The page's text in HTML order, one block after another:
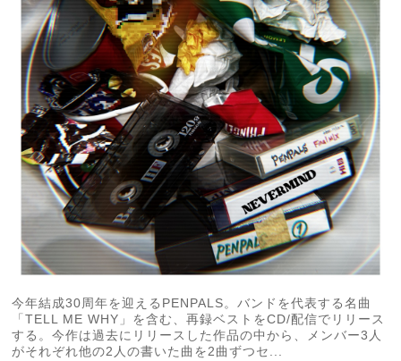
今年結成30周年を迎えるPENPALS。バンドを代表する名曲
「TELL ME WHY」を含む、再録ベストをCD/配信でリリース
する。今作は過去にリリースした作品の中から、メンバー3人
がそれぞれ他の2人の書いた曲を2曲ずつセ...